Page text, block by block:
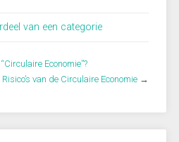
van een categorie
Economie”?
Risico’s van de Circulaire Economie →